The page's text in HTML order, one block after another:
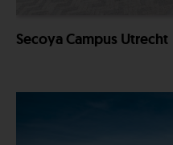
Secoya Campus Utrecht